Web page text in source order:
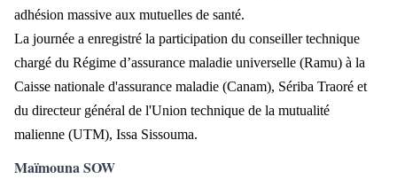
adhésion massive aux mutuelles de santé.
La journée a enregistré la participation du conseiller technique
chargé du Régime d’assurance maladie universelle (Ramu) à la
Caisse nationale d'assurance maladie (Canam), Sériba Traoré et
du directeur général de l'Union technique de la mutualité
malienne (UTM), Issa Sissouma.
Maïmouna SOW